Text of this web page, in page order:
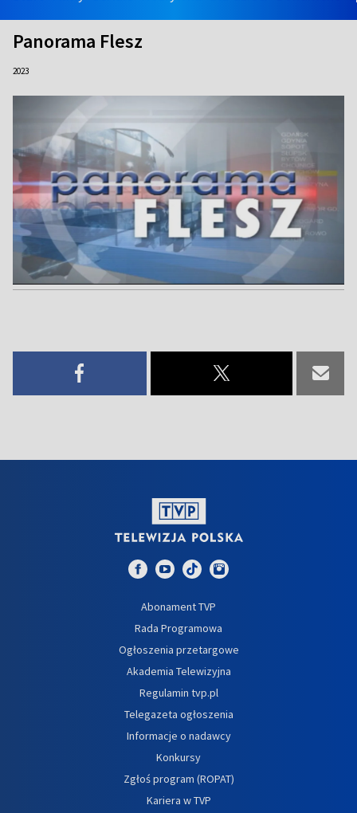
Panorama Flesz
2023
Abonament TVP
Rada Programowa
Ogłoszenia przetargowe
Akademia Telewizyjna
Regulamin tvp.pl
Telegazeta ogłoszenia
Informacje o nadawcy
Konkursy
Zgłoś program (ROPAT)
Kariera w TVP